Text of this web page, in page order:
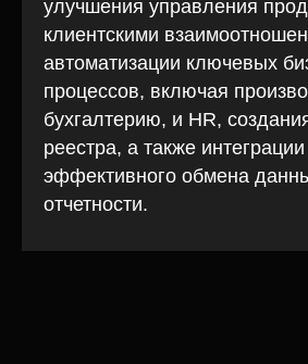
улучшения управления
клиентскими
автоматизации ключевых
процессов, включая
бухгалтерию, и HR,
реестра, а также
эффективного обмена
отчетности.